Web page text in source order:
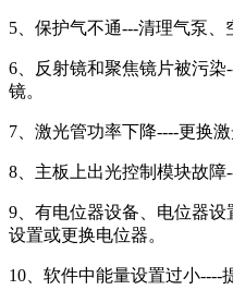
5、保护气不通---清理气泵、
6、反射镜和聚焦镜片被污
镜。
7、激光管功率下降----更换激
8、主板上出光控制模块故障
9、有电位器设备、电位器
设置或更换电位器。
10、软件中能量设置过小----